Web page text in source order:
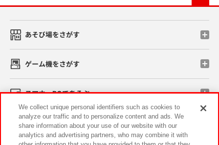
あそび場をさがす
ゲーム機をさがす
スマホ・PCであそぶ
イベント・キャンペーン
We collect unique personal identifiers such as cookies to
analyze our traffic and to personalize content and ads. We
share information about your use of our website with our
analytics and advertising partners, who may combine it with